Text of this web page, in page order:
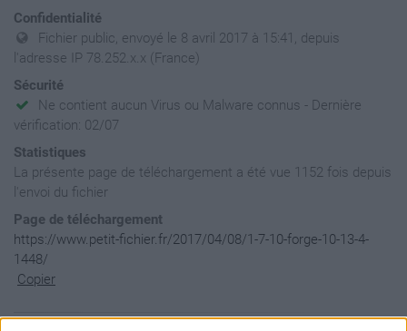
Confidentialité
Fichier public, envoyé le 8 avril 2017 à 15:41, depuis
l'adresse IP 78.252.x.x (France)
Sécurité
Ne contient aucun Virus ou Malware connus - Dernière
vérification: 02/07
Statistiques
La présente page de téléchargement a été vue 1152 fois depuis
l'envoi du fichier
Page de téléchargement
https://www.petit-fichier.fr/2017/04/08/1-7-10-forge-10-13-4-
1448/
Copier